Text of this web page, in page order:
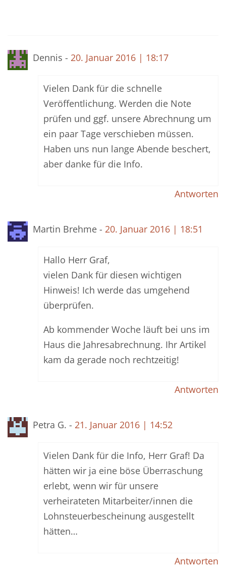
Dennis - 20. Januar 2016 | 18:17
Vielen Dank für die schnelle
Veröffentlichung. Werden die Note
prüfen und ggf. unsere Abrechnung um
ein paar Tage verschieben müssen.
Haben uns nun lange Abende beschert,
aber danke für die Info.
Antworten
Martin Brehme - 20. Januar 2016 | 18:51
Hallo Herr Graf,
vielen Dank für diesen wichtigen
Hinweis! Ich werde das umgehend
überprüfen.
Ab kommender Woche läuft bei uns im
Haus die Jahresabrechnung. Ihr Artikel
kam da gerade noch rechtzeitig!
Antworten
Petra G. - 21. Januar 2016 | 14:52
Vielen Dank für die Info, Herr Graf! Da
hätten wir ja eine böse Überraschung
erlebt, wenn wir für unsere
verheirateten Mitarbeiter/innen die
Lohnsteuerbescheinung ausgestellt
hätten…
Antworten